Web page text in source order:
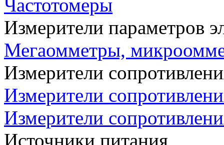
Частотомеры
Измерители параметров
Мегаомметры,
Измерители
Измерители
Измерители
Источники питания